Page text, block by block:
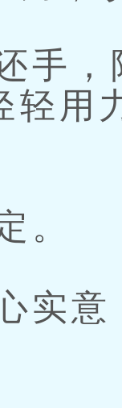
，
轻用
。
意